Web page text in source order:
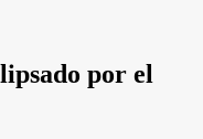
por el